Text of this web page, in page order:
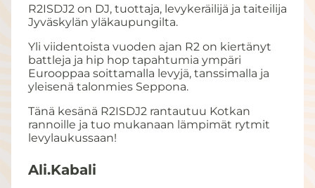
R2ISDJ2 on DJ, tuottaja, levykeräilijä ja taiteilija
Jyväskylän yläkaupungilta.
Yli viidentoista vuoden ajan R2 on kiertänyt
battleja ja hip hop tapahtumia ympäri
Eurooppaa soittamalla levyjä, tanssimalla ja
yleisenä talonmies Seppona.
Tänä kesänä R2ISDJ2 rantautuu Kotkan
rannoille ja tuo mukanaan lämpimät rytmit
levylaukussaan!
Ali.Kabali